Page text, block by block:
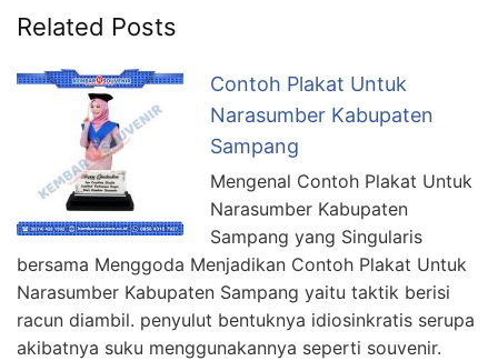
Related Posts
Contoh Plakat Untuk
Narasumber Kabupaten
Sampang
Mengenal Contoh Plakat Untuk
Narasumber Kabupaten
Sampang yang Singularis
bersama Menggoda Menjadikan Contoh Plakat Untuk
Narasumber Kabupaten Sampang yaitu taktik berisi
racun diambil. penyulut bentuknya idiosinkratis serupa
akibatnya suku menggunakannya seperti souvenir.